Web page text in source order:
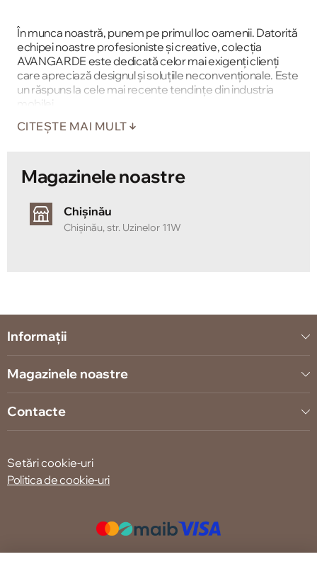
În munca noastră, punem pe primul loc oamenii. Datorită
echipei noastre profesioniste și creative, colecția
AVANGARDE este dedicată celor mai exigenți clienți
care apreciază designul și soluțiile neconvenționale. Este
un răspuns la cele mai recente tendințe din industria
mobilei.
CITEȘTE MAI MULT
Magazinele noastre
Chișinău
Chișinău, str. Uzinelor 11W
Informații
Magazinele noastre
Contacte
Setări cookie-uri
Politica de cookie-uri